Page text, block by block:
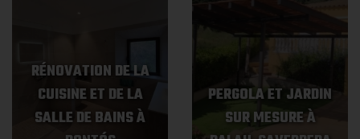
RÉNOVATION DE LA
CUISINE ET DE LA
SALLE DE BAINS À
PERGOLA ET JARDIN
SUR MESURE À